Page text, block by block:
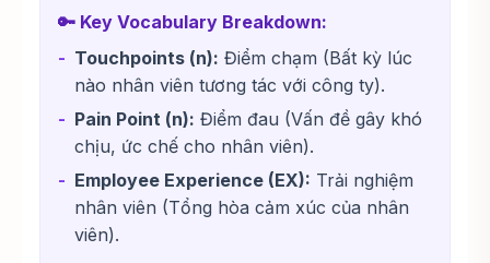
🔑 Key Vocabulary Breakdown:
Touchpoints (n): Điểm chạm (Bất kỳ lúc
nào nhân viên tương tác với công ty).
Pain Point (n): Điểm đau (Vấn đề gây khó
chịu, ức chế cho nhân viên).
Employee Experience (EX): Trải nghiệm
nhân viên (Tổng hòa cảm xúc của nhân
viên).